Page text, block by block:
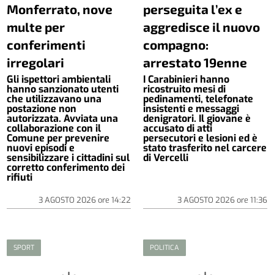
Monferrato, nove
multe per
conferimenti
irregolari
Gli ispettori ambientali
hanno sanzionato utenti
che utilizzavano una
postazione non
autorizzata. Avviata una
collaborazione con il
Comune per prevenire
nuovi episodi e
sensibilizzare i cittadini sul
corretto conferimento dei
rifiuti
3 AGOSTO 2026ore 14:22
perseguita l’ex e
aggredisce il nuovo
compagno:
arrestato 19enne
I Carabinieri hanno
ricostruito mesi di
pedinamenti, telefonate
insistenti e messaggi
denigratori. Il giovane è
accusato di atti
persecutori e lesioni ed è
stato trasferito nel carcere
di Vercelli
3 AGOSTO 2026ore 11:36
SPORT POLITICA